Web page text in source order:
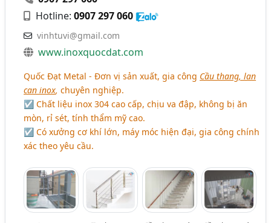
Hotline:0907 297 060
vinhtuvi@gmail.com
www.inoxquocdat.com
Quốc Đạt Metal - Đơn vị sản xuất, gia công Cầu thang, lan
can inox, chuyên nghiệp.
☑ Chất liệu inox 304 cao cấp, chịu va đập, không bị ăn
mòn, rỉ sét, tính thẩm mỹ cao.
☑ Có xưởng cơ khí lớn, máy móc hiện đại, gia công chính
xác theo yêu cầu.